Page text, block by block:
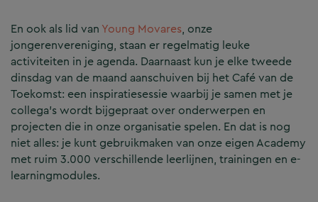
En ook als lid van Young Movares, onze
jongerenvereniging, staan er regelmatig leuke
activiteiten in je agenda. Daarnaast kun je elke tweede
dinsdag van de maand aanschuiven bij het Café van de
Toekomst: een inspiratiesessie waarbij je samen met je
collega’s wordt bijgepraat over onderwerpen en
projecten die in onze organisatie spelen. En dat is nog
niet alles: je kunt gebruikmaken van onze eigen Academy
met ruim 3.000 verschillende leerlijnen, trainingen en e-
learningmodules.